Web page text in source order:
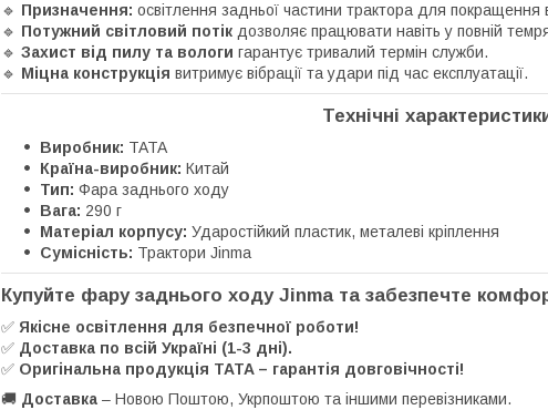
🔹 Призначення: освітлення задньої частини трактора для покращення
🔹 Потужний світловий потік дозволяє працювати навіть у повній
🔹 Захист від пилу та вологи гарантує тривалий термін служби.
🔹 Міцна конструкція витримує вібрації та удари під час експлуатації.
Технічні
Виробник: TATA
Країна-виробник: Китай
Тип: Фара заднього ходу
Вага: 290 г
Матеріал корпусу: Ударостійкий пластик, металеві кріплення
Сумісність: Трактори Jinma
Купуйте фару заднього ходу Jinma та забезпечте
✅ Якісне освітлення для безпечної роботи!
✅ Доставка по всій Україні (1-3 дні).
✅ Оригінальна продукція TATA – гарантія довговічності!
🚚 Доставка – Новою Поштою, Укрпоштою та іншими перевізниками.